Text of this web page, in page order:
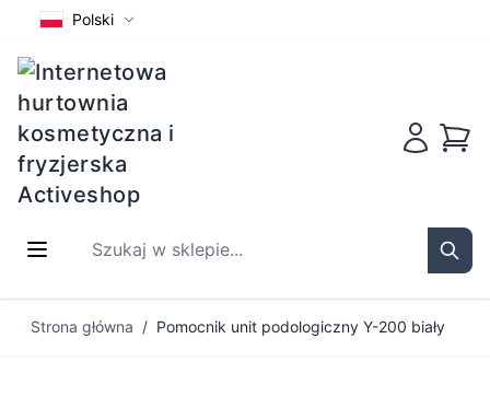
Polski
Szukaj w sklepie...
Strona główna / Pomocnik unit podologiczny Y-200 biały